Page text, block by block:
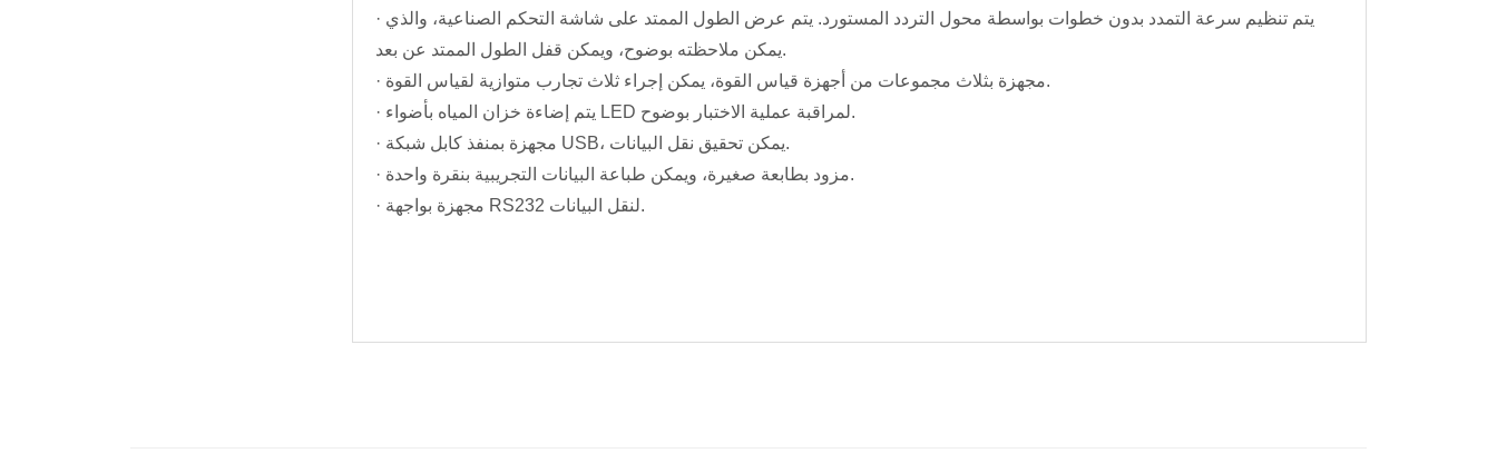
· يتم تنظيم سرعة التمدد بدون خطوات بواسطة محول التردد المستورد. يتم عرض الطول الممتد على شاشة التحكم الصناعية، والذي
يمكن ملاحظته بوضوح، ويمكن قفل الطول الممتد عن بعد.
· مجهزة بثلاث مجموعات من أجهزة قياس القوة، يمكن إجراء ثلاث تجارب متوازية لقياس القوة.
· يتم إضاءة خزان المياه بأضواء LED لمراقبة عملية الاختبار بوضوح.
· مجهزة بمنفذ كابل شبكة USB، يمكن تحقيق نقل البيانات.
· مزود بطابعة صغيرة، ويمكن طباعة البيانات التجريبية بنقرة واحدة.
· مجهزة بواجهة RS232 لنقل البيانات.